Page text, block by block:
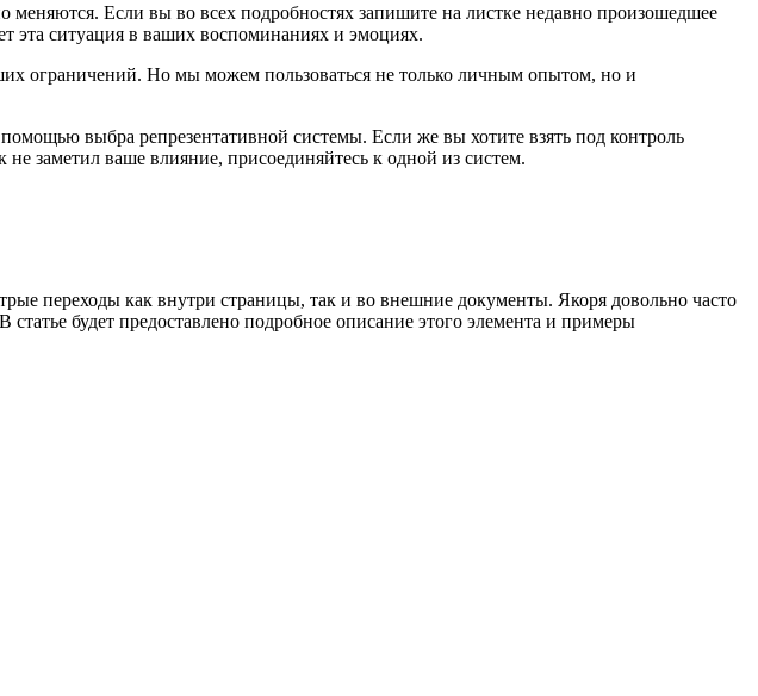
Если вы во всех подробностях запишите на листке недавно произошедшее
эта ситуация в ваших воспоминаниях и эмоциях.
ограничений. Но мы можем пользоваться не только личным опытом, но и
выбра репрезентативной системы. Если же вы хотите взять под контроль
заметил ваше влияние, присоединяйтесь к одной из систем.
переходы как внутри страницы, так и во внешние документы. Якоря довольно часто
будет предоставлено подробное описание этого элемента и примеры